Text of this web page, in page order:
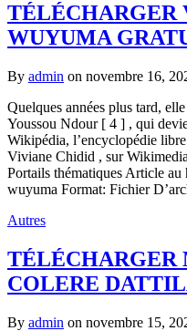
WUYUMA
By admin on novembre 16,
Quelques années plus tard,
Youssou Ndour [ 4 ] , qui
Wikipédia, l’encyclopédie
Viviane Chidid , sur
Portails thématiques Article
wuyuma Format: Fichier
Autres
TÉLÉCHARGER
COLERE
By admin on novembre 15,